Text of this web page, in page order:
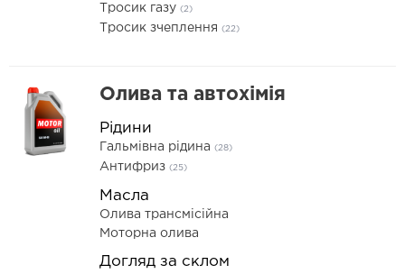
Тросик газу (2)
Тросик зчеплення (22)
Олива та автохімія
Рідини
Гальмівна рідина (28)
Антифриз (25)
Масла
Олива трансмісійна
Моторна олива
Догляд за склом